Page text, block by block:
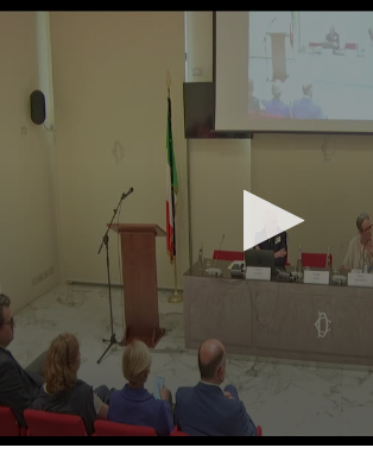
WebTV Camera dei
Vai al menu di navigazione
Contenuto
Fine contenuto
Vai al contenuto principale Vai al menu di